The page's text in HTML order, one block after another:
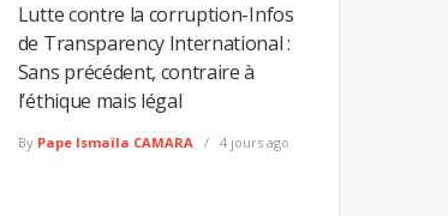
Lutte contre la corruption-Infos
de Transparency International :
Sans précédent, contraire à
l’éthique mais légal
By Pape Ismaïla CAMARA 4 jours ago